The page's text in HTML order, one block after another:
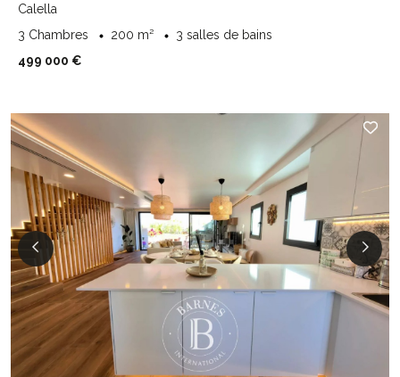
Calella
3 Chambres
200 m²
3 salles de bains
499 000 €